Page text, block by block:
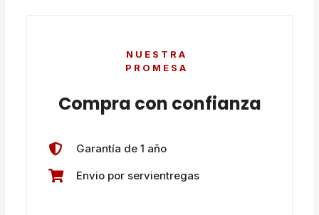
NUESTRA
PROMESA
Compra con confianza
Garantía de 1 año
Envio por servientregas